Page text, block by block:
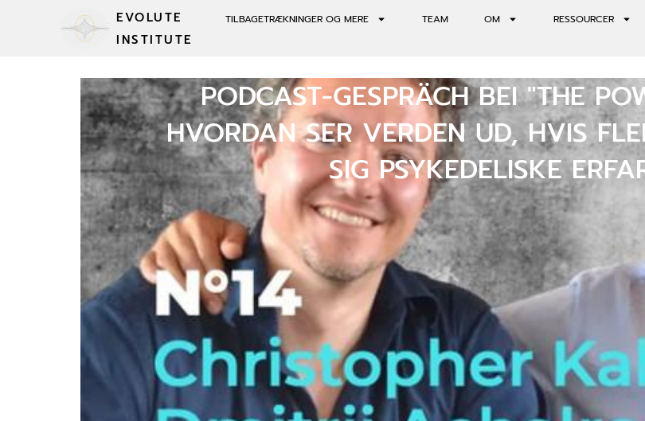
TILBAGETRÆKNINGER OG MERE TEAM OM RESSOURCER
EVOLUTE
INSTITUTE
PODCAST-GESPRÄCH BEI "THE
HVORDAN SER VERDEN UD, HVIS
SIG PSYKEDELISKE